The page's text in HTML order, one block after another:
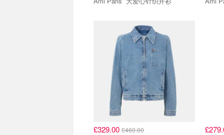
£329.00 £460.00